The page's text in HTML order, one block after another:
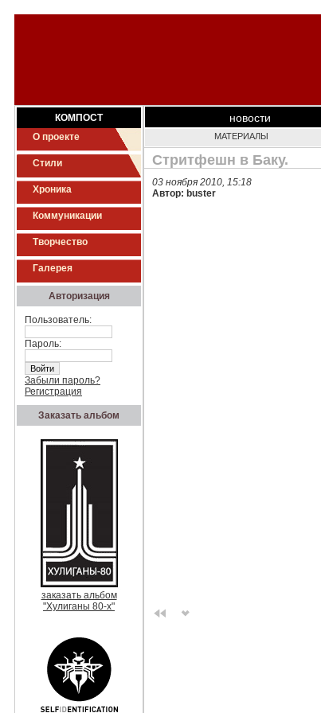
КОМПОСТ
О проекте
Стили
Хроника
Коммуникации
Творчество
Галерея
Авторизация
Пользователь:
Пароль:
Забыли пароль?
Регистрация
Заказать альбом
заказать альбом
"Хулиганы 80-х"
новости
МАТЕРИАЛЫ
Стритфешн в Баку.
03 ноября 2010, 15:18
Автор: buster